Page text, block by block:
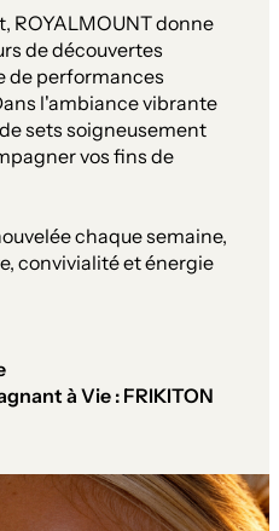
ROYALMOUNT donne
de découvertes
de performances
l'ambiance vibrante
sets soigneusement
vos fins de
chaque semaine,
convivialité et énergie
à Vie : FRIKITON